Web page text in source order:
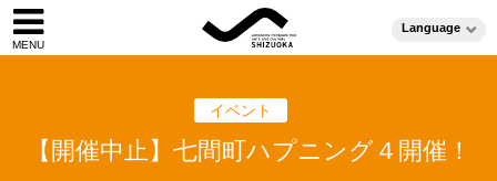
Language
イベント
【開催中止】七間町ハプニング４開催！